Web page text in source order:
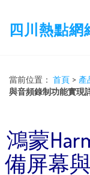
四川熱點網
當前位置： 首頁 > 產
與音頻錄制功能實現
鴻蒙
備屏幕